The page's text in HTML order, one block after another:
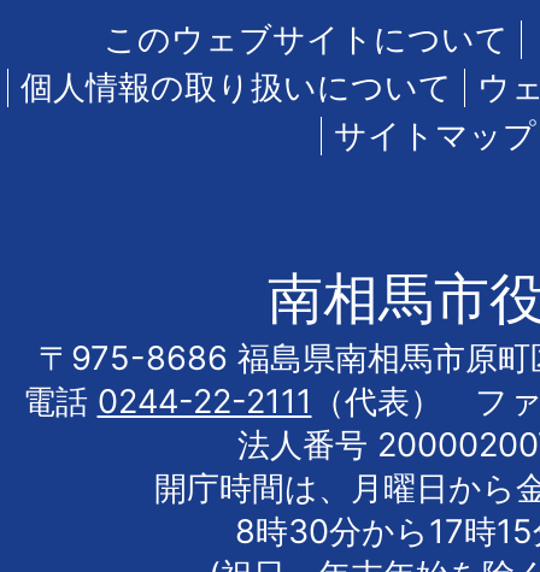
このウェブサイトについて
個人情報の取り扱いについて
ウ
サイトマップ
南相馬市
〒975-8686 福島県南相馬市原町
電話 0244-22-2111
（代表） フ
法人番号
開庁時間は、月曜日から
8時30分から17時